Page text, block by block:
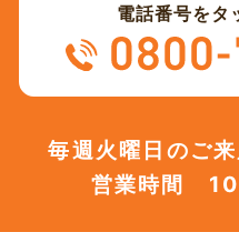
電話番号をタ
毎週火曜日のご
営業時間